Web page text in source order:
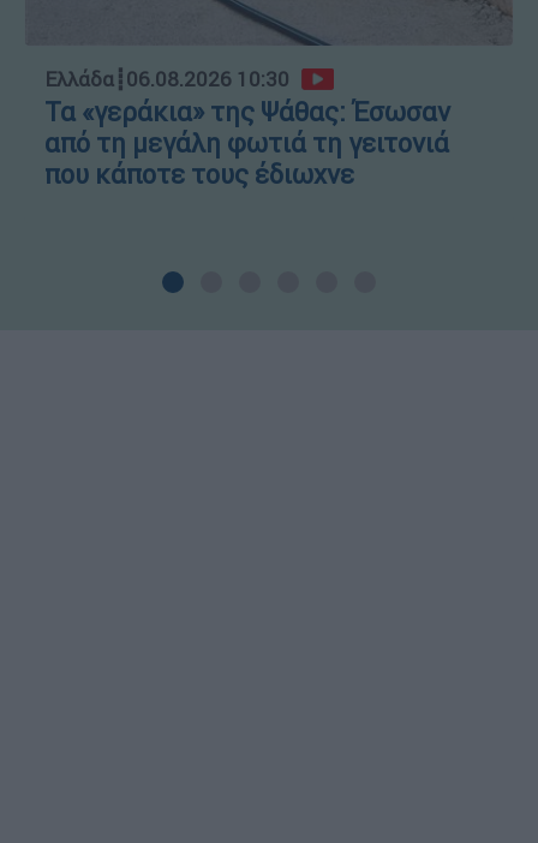
Ελλάδα┋06.08.2026 10:30
Τα «γεράκια» της Ψάθας: Έσωσαν
από τη μεγάλη φωτιά τη γειτονιά
που κάποτε τους έδιωχνε